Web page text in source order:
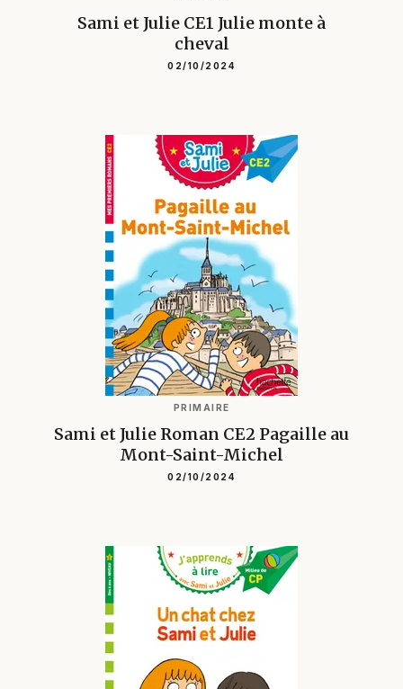
Sami et Julie CE1 Julie monte à
cheval
02/10/2024
PRIMAIRE
Sami et Julie Roman CE2 Pagaille au
Mont-Saint-Michel
02/10/2024